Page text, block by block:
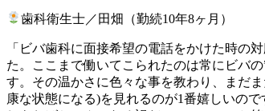
歯科衛生士／田畑（勤続10年8ヶ月）
「ビバ歯科に面接希望の電話をかけた時の
た。ここまで働いてこられたのは常にビバ
す。その温かさに色々な事を教わり、まだ
康な状態になる)を見れるのが1番嬉しいの